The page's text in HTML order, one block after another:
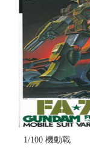
DOM 局地戰
鬥型
DOM(不挑盒
況)(售完缺
貨...
售價:0
1/100 機動戰